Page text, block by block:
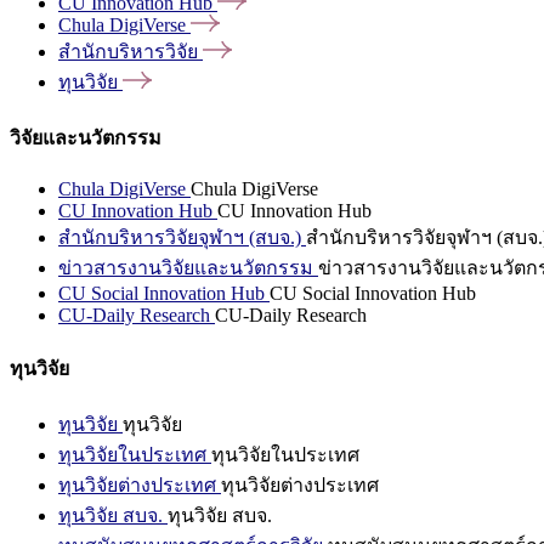
Chula DigiVerse
สำนักบริหารวิจัย
ทุนวิจัย
วิจัยและนวัตกรรม
Chula DigiVerse Chula DigiVerse
CU Innovation Hub CU Innovation Hub
สำนักบริหารวิจัยจุฬาฯ (สบจ.) สำนักบริหารวิจัยจุฬาฯ (สบจ
ข่าวสารงานวิจัยและนวัตกรรม ข่าวสารงานวิจัยและนวัตก
CU Social Innovation Hub CU Social Innovation Hub
CU-Daily Research CU-Daily Research
ทุนวิจัย
ทุนวิจัย ทุนวิจัย
ทุนวิจัยในประเทศ ทุนวิจัยในประเทศ
ทุนวิจัยต่างประเทศ ทุนวิจัยต่างประเทศ
ทุนวิจัย สบจ. ทุนวิจัย สบจ.